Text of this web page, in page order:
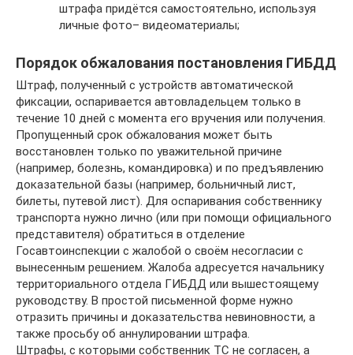
штрафа придётся самостоятельно, используя
личные фото– видеоматериалы;
Порядок обжалования постановления ГИБДД
Штраф, полученный с устройств автоматической
фиксации, оспаривается автовладельцем только в
течение 10 дней с момента его вручения или получения.
Пропущенный срок обжалования может быть
восстановлен только по уважительной причине
(например, болезнь, командировка) и по предъявлению
доказательной базы (например, больничный лист,
билеты, путевой лист). Для оспаривания собственнику
транспорта нужно лично (или при помощи официального
представителя) обратиться в отделение
Госавтоинспекции с жалобой о своём несогласии с
вынесенным решением. Жалоба адресуется начальнику
территориального отдела ГИБДД или вышестоящему
руководству. В простой письменной форме нужно
отразить причины и доказательства невиновности, а
также просьбу об аннулировании штрафа.
Штрафы, с которыми собственник ТС не согласен, а